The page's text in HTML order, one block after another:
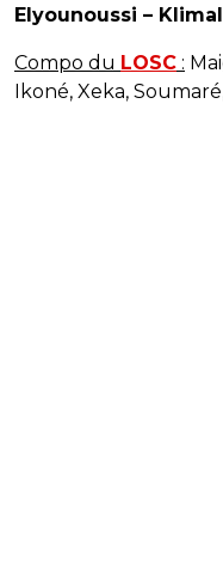
Elyounoussi –
Compo du LOSC :
Ikoné, Xeka,